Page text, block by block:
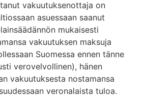
vakuutuksenottaja on
asuessaan saanut
mukaisesti
vakuutuksen maksuja
Suomessa ennen tänne
verovelvollinen), hänen
vakuutuksesta nostamansa
veronalaista tuloa.